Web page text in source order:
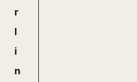
r
l
i
n